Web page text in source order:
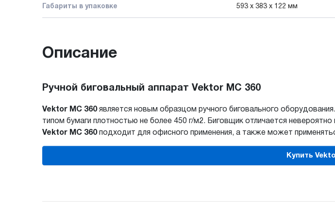
Габариты в упаковке 593 x 383 x 122 мм
Описание
Ручной биговальный аппарат Vektor MC 360
Vektor MC 360является новым образцом ручного биговального
типом бумаги плотностью не более 450 г/м2. Биговщик отличается
Vektor MC 360подходит для офисного применения, а также может
Купить